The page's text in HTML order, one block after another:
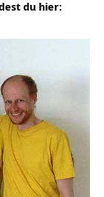
du hier: